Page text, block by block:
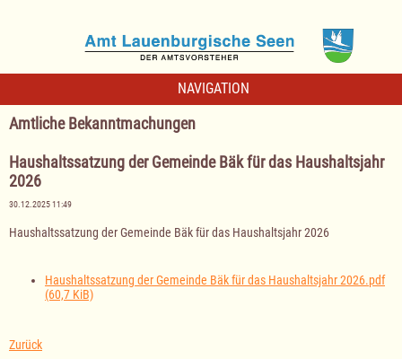
NAVIGATION
Amtliche Bekanntmachungen
Haushaltssatzung der Gemeinde Bäk für das Haushaltsjahr
2026
30.12.2025 11:49
Haushaltssatzung der Gemeinde Bäk für das Haushaltsjahr 2026
Haushaltssatzung der Gemeinde Bäk für das Haushaltsjahr 2026.pdf
(60,7 KiB)
Zurück